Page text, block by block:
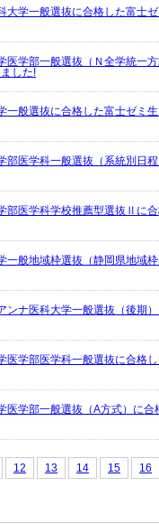
大学一般選抜に合格した富士
医学部一般選抜（Ｎ全学統一
した!
一般選抜に合格した富士ゼミ
部医学科一般選抜（系統別日
部医学科学校推薦型選抜Ⅱに
一般地域枠選抜（静岡県地域
ンナ医科大学一般選抜（後期
医学部医学科一般選抜に合格
医学部一般選抜（A方式）に
12 13 14 15 16